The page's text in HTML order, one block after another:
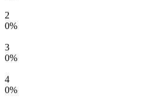
2
0%
3
0%
4
0%